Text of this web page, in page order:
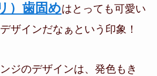
）歯固めはとっても可愛い
ザインだなぁという印象！
ジのデザインは、発色もき